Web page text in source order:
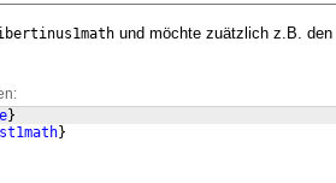
und möchte zuätzlich z.B. den
}
}